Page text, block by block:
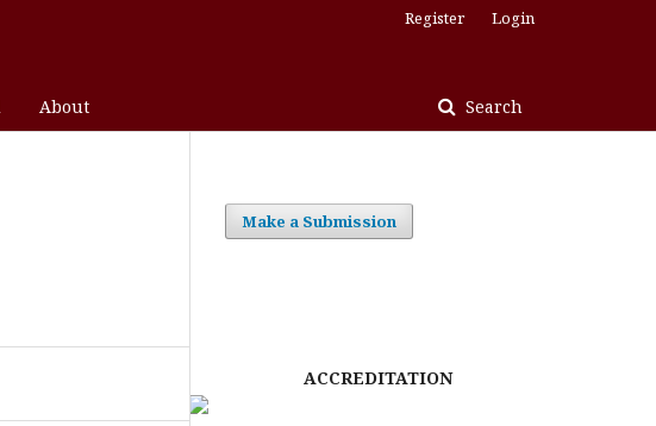
About Search
Register Login
Make a Submission
ACCREDITATION